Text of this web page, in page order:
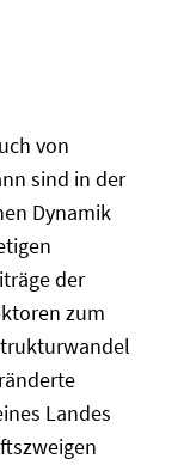
von
sind in der
Dynamik
der
zum
Landes